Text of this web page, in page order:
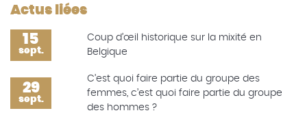
Actus liées
15
sept.
Coup d’œil historique sur la mixité en
Belgique
29
sept.
C’est quoi faire partie du groupe des
femmes, c’est quoi faire partie du groupe
des hommes ?